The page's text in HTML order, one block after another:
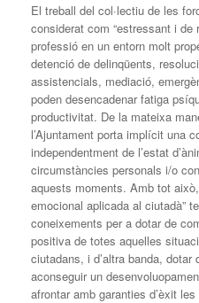
El treball del col·lectiu de les
considerat com “estressant i
professió en un entorn molt
detenció de delinqüents,
assistencials, mediació,
poden desencadenar fatiga
productivitat. De la mateixa
l’Ajuntament porta implícit una
independentment de l’estat
circumstàncies personals i/o
aquests moments. Amb tot això,
emocional aplicada al ciutadà”
coneixements per a dotar de
positiva de totes aquelles
ciutadans, i d’altra banda,
aconseguir un
afrontar amb garanties d’èxit